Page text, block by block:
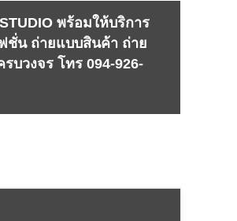
พร้อมให้บริการ
ชั่น ถ่ายแบบสินค้า ถ่าย
รบวงจร โทร 094-926-